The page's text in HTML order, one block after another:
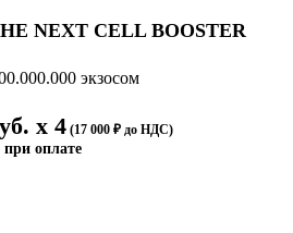
NEXT CELL BOOSTER
экзосом
х 4 (17 000 ₽ до НДС)
при оплате